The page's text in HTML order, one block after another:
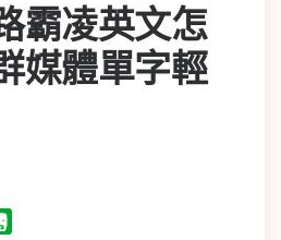
霸凌英文怎
媒體單字輕